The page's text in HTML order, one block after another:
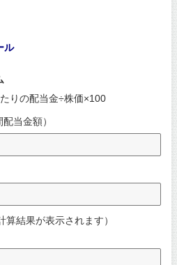
ル
りの配当金÷株価×100
当金額）
結果が表示されます）